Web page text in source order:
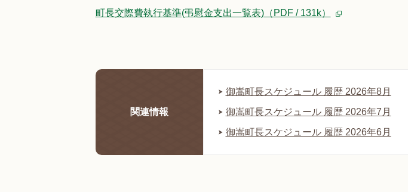
町長交際費執行基準(弔慰金支出一覧表)（PDF / 131k）
関連情報
御嵩町長スケジュール 履歴 2026年8月
御嵩町長スケジュール 履歴 2026年7月
御嵩町長スケジュール 履歴 2026年6月